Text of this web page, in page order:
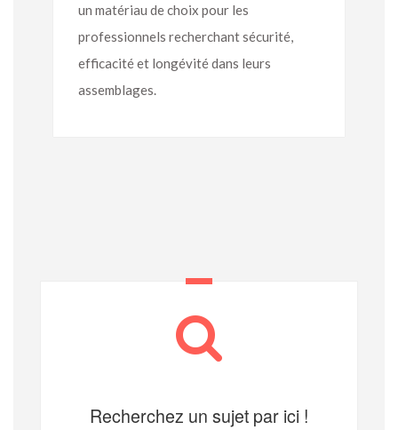
un matériau de choix pour les
professionnels recherchant sécurité,
efficacité et longévité dans leurs
assemblages.
Recherchez un sujet par ici !